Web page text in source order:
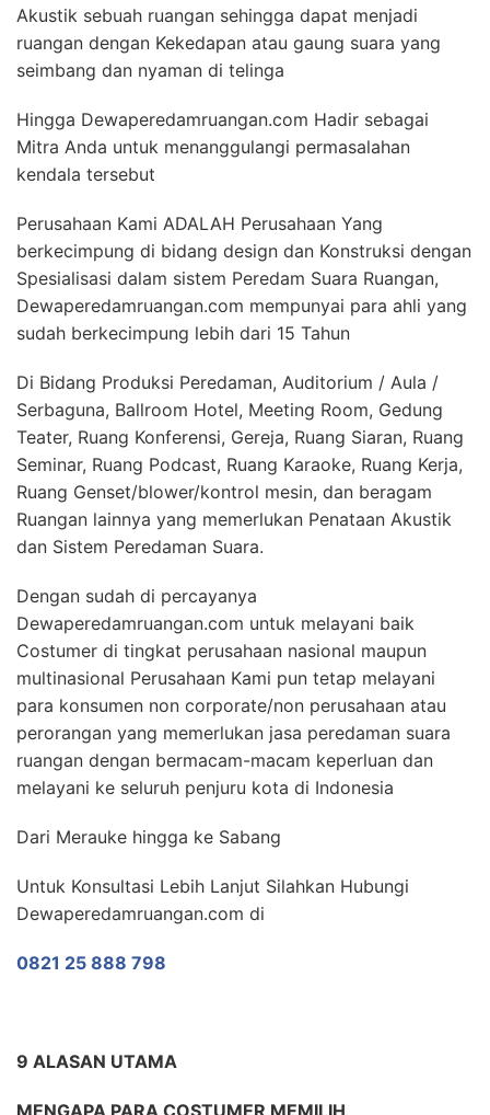
Akustik sebuah ruangan sehingga dapat menjadi
ruangan dengan Kekedapan atau gaung suara yang
seimbang dan nyaman di telinga
Hingga Dewaperedamruangan.com Hadir sebagai
Mitra Anda untuk menanggulangi permasalahan
kendala tersebut
Perusahaan Kami ADALAH Perusahaan Yang
berkecimpung di bidang design dan Konstruksi dengan
Spesialisasi dalam sistem Peredam Suara Ruangan,
Dewaperedamruangan.com mempunyai para ahli yang
sudah berkecimpung lebih dari 15 Tahun
Di Bidang Produksi Peredaman, Auditorium / Aula /
Serbaguna, Ballroom Hotel, Meeting Room, Gedung
Teater, Ruang Konferensi, Gereja, Ruang Siaran, Ruang
Seminar, Ruang Podcast, Ruang Karaoke, Ruang Kerja,
Ruang Genset/blower/kontrol mesin, dan beragam
Ruangan lainnya yang memerlukan Penataan Akustik
dan Sistem Peredaman Suara.
Dengan sudah di percayanya
Dewaperedamruangan.com untuk melayani baik
Costumer di tingkat perusahaan nasional maupun
multinasional Perusahaan Kami pun tetap melayani
para konsumen non corporate/non perusahaan atau
perorangan yang memerlukan jasa peredaman suara
ruangan dengan bermacam-macam keperluan dan
melayani ke seluruh penjuru kota di Indonesia
Dari Merauke hingga ke Sabang
Untuk Konsultasi Lebih Lanjut Silahkan Hubungi
Dewaperedamruangan.com di
0821 25 888 798
9 ALASAN UTAMA
MENGAPA PARA COSTUMER MEMILIH